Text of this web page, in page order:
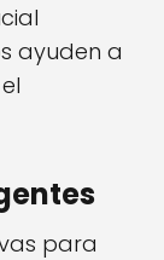
ayuden a
para